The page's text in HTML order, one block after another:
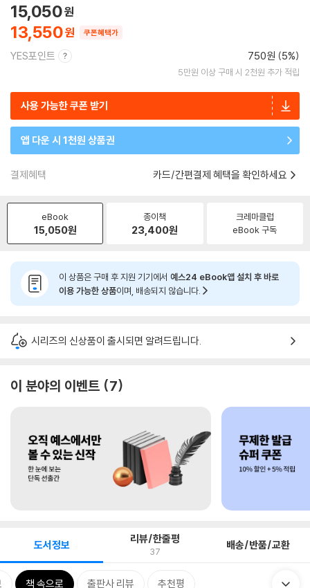
13,550
15,050
쿠폰혜택가
YES포인트 750원 (5%)
5만원 이상 구매 시 2천원 추가 적립
사용 가능한 쿠폰 받기
앱 다운 시 1천원 상품권
결제혜택 카드/간편결제 혜택을 확인하세요
eBook
15,050원
종이책
23,400원
크레마클럽
eBook 구독
이 상품은 구매 후 지원 기기에서 예스24 eBook앱 설치 후 바로
이용 가능한 상품이며, 배송되지 않습니다.
시리즈의 신상품이 출시되면 알려드립니다.
이 분야의 이벤트 7
도서정보 리뷰/한줄평
37 배송/반품/교환
책 속으로 출판사 리뷰 추천평